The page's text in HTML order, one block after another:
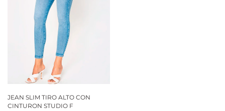
JEAN SLIM TIRO ALTO CON
CINTURON STUDIO F